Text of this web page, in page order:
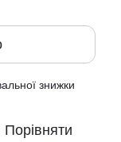
знижки
Порівняти